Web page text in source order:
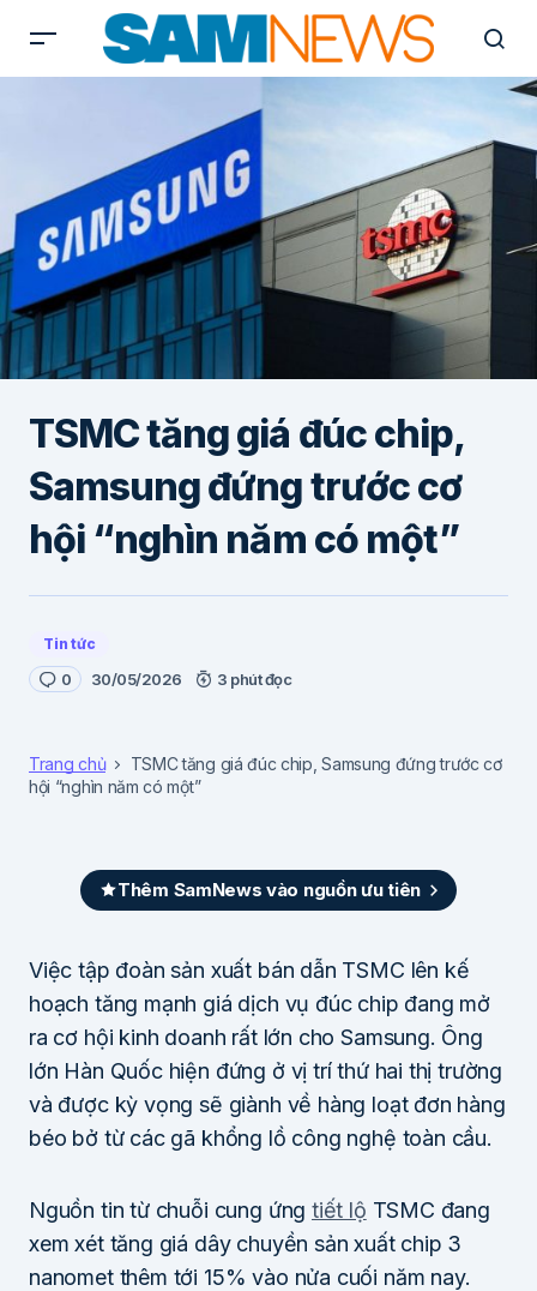
TSMC tăng giá đúc chip,
Samsung đứng trước cơ
hội “nghìn năm có một”
Tin tức
0 30/05/2026 3 phút đọc
Trang chủ
TSMC tăng giá đúc chip, Samsung đứng trước cơ
hội “nghìn năm có một”
Thêm SamNews vào nguồn ưu tiên
Việc tập đoàn sản xuất bán dẫn TSMC lên kế
hoạch tăng mạnh giá dịch vụ đúc chip đang mở
ra cơ hội kinh doanh rất lớn cho Samsung. Ông
lớn Hàn Quốc hiện đứng ở vị trí thứ hai thị trường
và được kỳ vọng sẽ giành về hàng loạt đơn hàng
béo bở từ các gã khổng lồ công nghệ toàn cầu.
Nguồn tin từ chuỗi cung ứng tiết lộ TSMC đang
xem xét tăng giá dây chuyền sản xuất chip 3
nanomet thêm tới 15% vào nửa cuối năm nay.